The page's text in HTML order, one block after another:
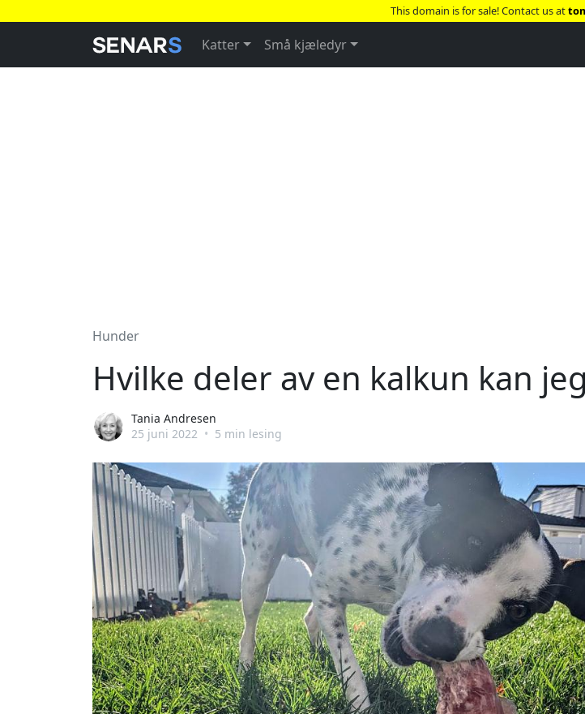
This domain is for sale! Contact us at
Katter Små kjæledyr
Hunder
Hvilke deler av en kalkun kan
Tania Andresen
25 juni 2022 • 5 min lesing